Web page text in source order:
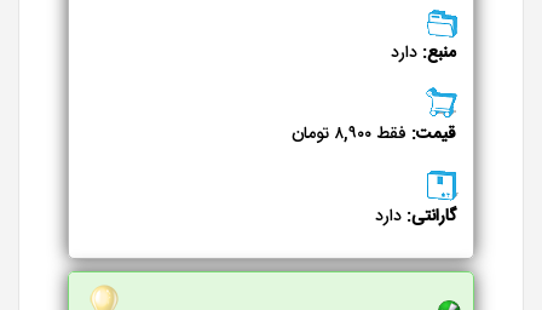
منبع: دارد
قیمت: فقط ۸,۹۰۰ تومان
گارانتی: دارد